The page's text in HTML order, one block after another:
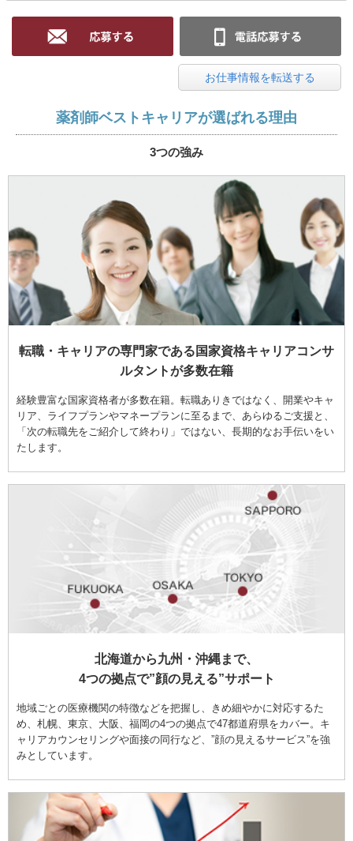
お仕事情報を転送する
薬剤師ベストキャリアが選ばれる理由
3つの強み
転職・キャリアの専門家である国家資格キャリアコンサ
ルタントが多数在籍
経験豊富な国家資格者が多数在籍。転職ありきではなく、開業やキャ
リア、ライフプランやマネープランに至るまで、あらゆるご支援と、
「次の転職先をご紹介して終わり」ではない、長期的なお手伝いをい
たします。
北海道から九州・沖縄まで、
4つの拠点で”顔の見える”サポート
地域ごとの医療機関の特徴などを把握し、きめ細やかに対応するた
め、札幌、東京、大阪、福岡の4つの拠点で47都道府県をカバー。キ
ャリアカウンセリングや面接の同行など、”顔の見えるサービス”を強
みとしています。